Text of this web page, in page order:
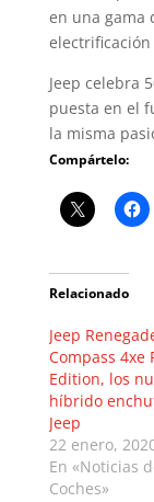
en una gama
Jeep celebra
puesta en el
la misma
Compártelo:
Relacionado
Jeep
Compass 4xe
Edition, los
híbrido
Jeep
22 enero,
En «Noticias
Coches»